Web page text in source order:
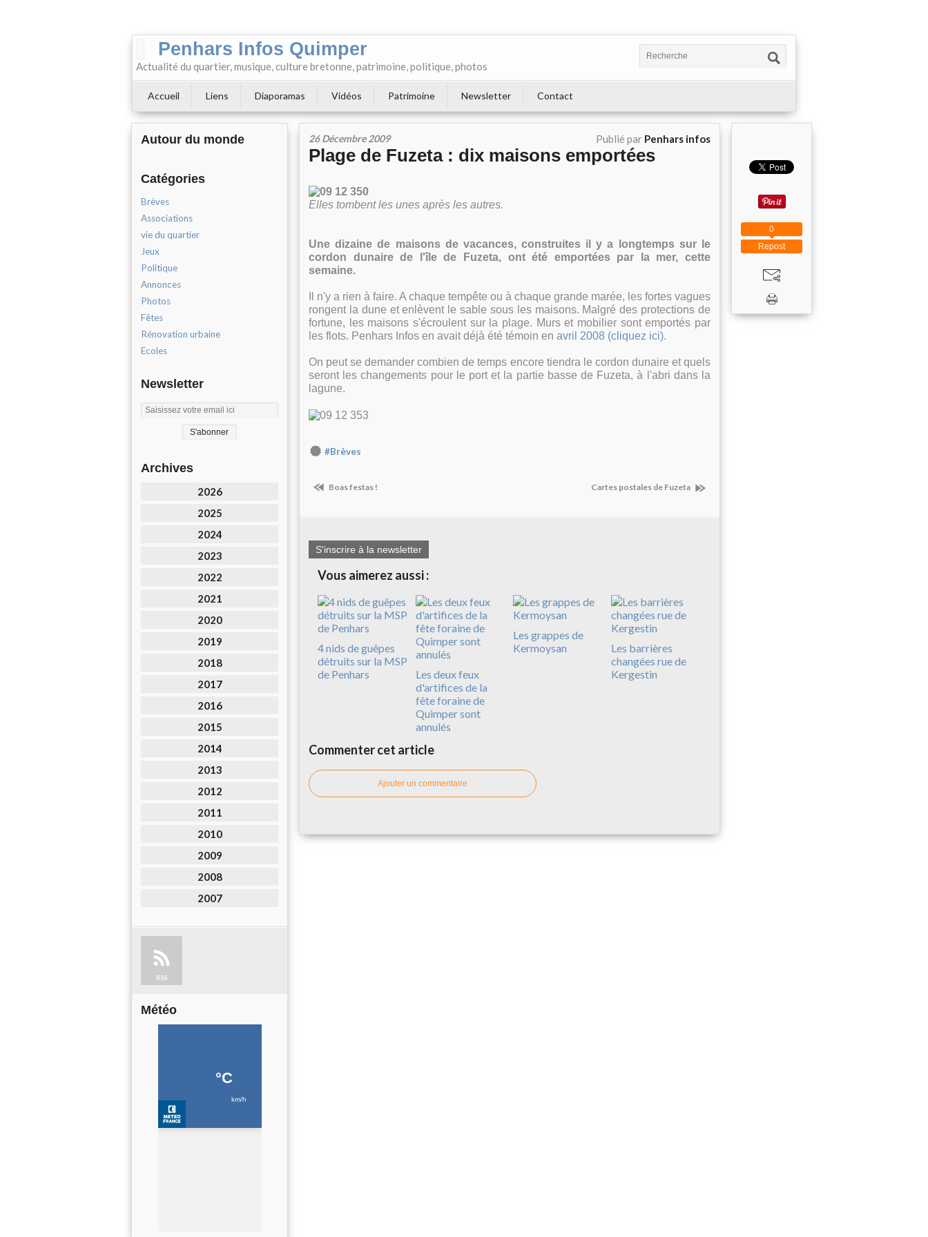
Penhars Infos Quimper
Actualité du quartier, musique, culture bretonne, patrimoine, politique, photos
Accueil Liens Diaporamas Vidéos Patrimoine Newsletter Contact
Autour du monde
Catégories
Brèves
Associations
vie du quartier
Jeux
Politique
Annonces
Photos
Fêtes
Rénovation urbaine
Ecoles
Newsletter
Archives
2026
2025
2024
2023
2022
2021
2020
2019
2018
2017
2016
2015
2014
2013
2012
2011
2010
2009
2008
2007
RSS
Météo
26 Décembre 2009 Publié par Penhars infos
Plage de Fuzeta : dix maisons emportées
Elles tombent les unes après les autres.
Une dizaine de maisons de vacances, construites il y a longtemps sur le
cordon dunaire de l'île de Fuzeta, ont été emportées par la mer, cette
semaine.
Il n'y a rien à faire. A chaque tempête ou à chaque grande marée, les fortes vagues
rongent la dune et enlèvent le sable sous les maisons. Malgré des protections de
fortune, les maisons s'écroulent sur la plage. Murs et mobilier sont emportés par
les flots. Penhars Infos en avait déjà été témoin en avril 2008 (cliquez ici).
On peut se demander combien de temps encore tiendra le cordon dunaire et quels
seront les changements pour le port et la partie basse de Fuzeta, à l'abri dans la
lagune.
#Brèves
Boas festas ! Cartes postales de Fuzeta
S'inscrire à la newsletter
Vous aimerez aussi :
4 nids de guêpes
détruits sur la MSP
de Penhars
Les deux feux
d'artifices de la
fête foraine de
Quimper sont
annulés
Les grappes de
Kermoysan
Les barrières
changées rue de
Kergestin
Commenter cet article
Ajouter un commentaire
Repost
0